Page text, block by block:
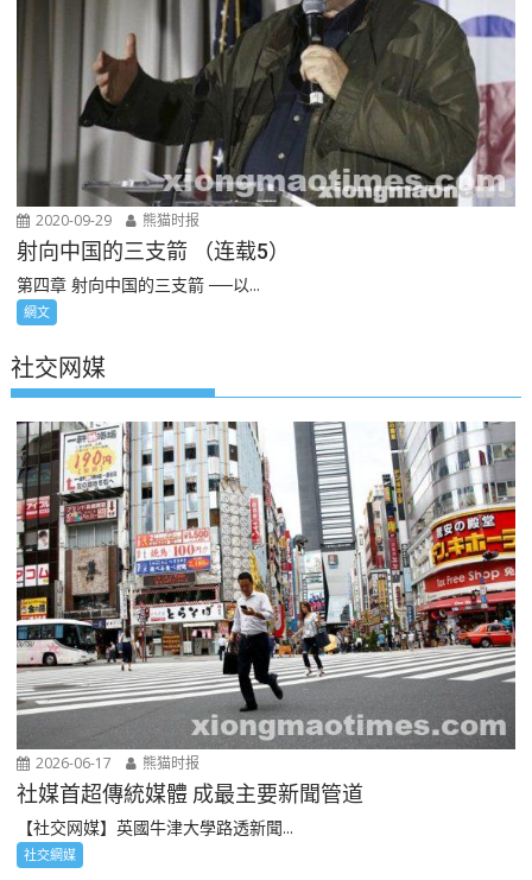
2020-09-29 熊猫时报
射向中国的三支箭 （连载5）
第四章 射向中国的三支箭 ──以...
網文
社交网媒
2026-06-17 熊猫时报
社媒首超傳統媒體 成最主要新聞管道
【社交网媒】英國牛津大學路透新聞...
社交網媒